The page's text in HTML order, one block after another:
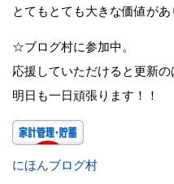
とてもとても大きな価値があ
☆ブログ村に参加中。
応援していただけると更新の
明日も一日頑張ります！！
にほんブログ村